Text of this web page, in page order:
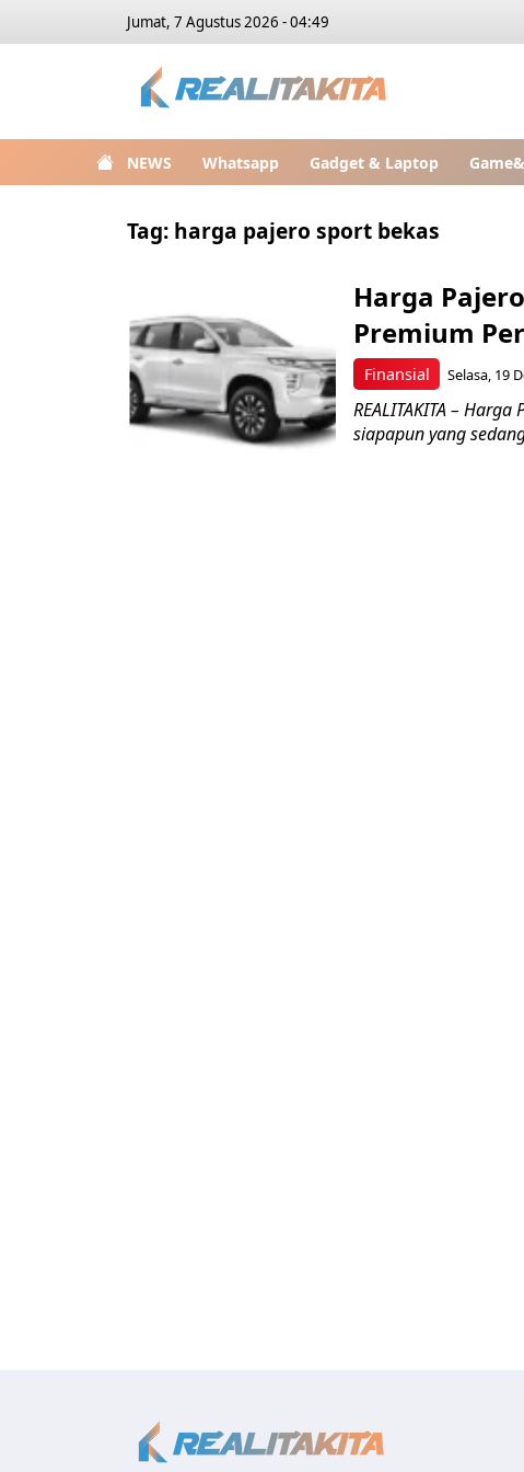
Jumat, 7 Agustus 2026 - 04:49
NEWS Whatsapp Gadget & Laptop
Tag: harga pajero sport bekas
Finansial
Harga
Premium
Selasa, 19
REALITAKITA –
siapapun yang